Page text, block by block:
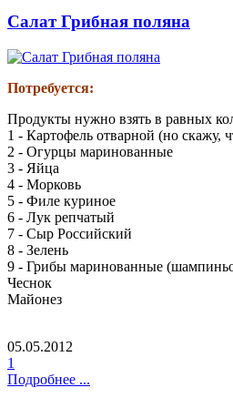
Салат Грибная поляна
Потребуется:
Продукты нужно взять в равных
1 - Картофель отварной (но скажу,
2 - Огурцы маринованные
3 - Яйца
4 - Морковь
5 - Филе куриное
6 - Лук репчатый
7 - Сыр Российский
8 - Зелень
9 - Грибы маринованные
Чеснок
Майонез
05.05.2012
1
Подробнее ...